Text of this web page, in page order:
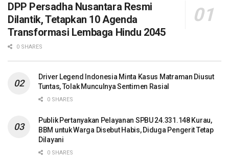
DPP Persadha Nusantara Resmi
Dilantik, Tetapkan 10 Agenda
Transformasi Lembaga Hindu 2045
0 SHARES
Driver Legend Indonesia Minta Kasus Matraman Diusut
Tuntas, Tolak Munculnya Sentimen Rasial
0 SHARES
Publik Pertanyakan Pelayanan SPBU 24.331.148 Kurau,
BBM untuk Warga Disebut Habis, Diduga Pengerit Tetap
Dilayani
0 SHARES